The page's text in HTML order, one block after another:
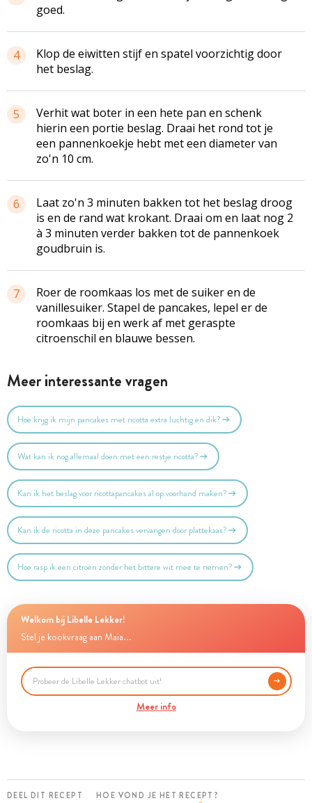
goed.
4
Klop de eiwitten stijf en spatel voorzichtig door
het beslag.
5
Verhit wat boter in een hete pan en schenk
hierin een portie beslag. Draai het rond tot je
een pannenkoekje hebt met een diameter van
zo'n 10 cm.
6
Laat zo'n 3 minuten bakken tot het beslag droog
is en de rand wat krokant. Draai om en laat nog 2
à 3 minuten verder bakken tot de pannenkoek
goudbruin is.
7
Roer de roomkaas los met de suiker en de
vanillesuiker. Stapel de pancakes, lepel er de
roomkaas bij en werk af met geraspte
citroenschil en blauwe bessen.
Meer interessante vragen
Hoe krijg ik mijn pancakes met ricotta extra luchtig en dik?
Wat kan ik nog allemaal doen met een restje ricotta?
Kan ik het beslag voor ricottapancakes al op voorhand maken?
Kan ik de ricotta in deze pancakes vervangen door plattekaas?
Hoe rasp ik een citroen zonder het bittere wit mee te nemen?
Welkom bij Libelle Lekker!
Stel je kookvraag aan Maia...
Meer info
DEEL DIT RECEPT HOE VOND JE HET RECEPT?